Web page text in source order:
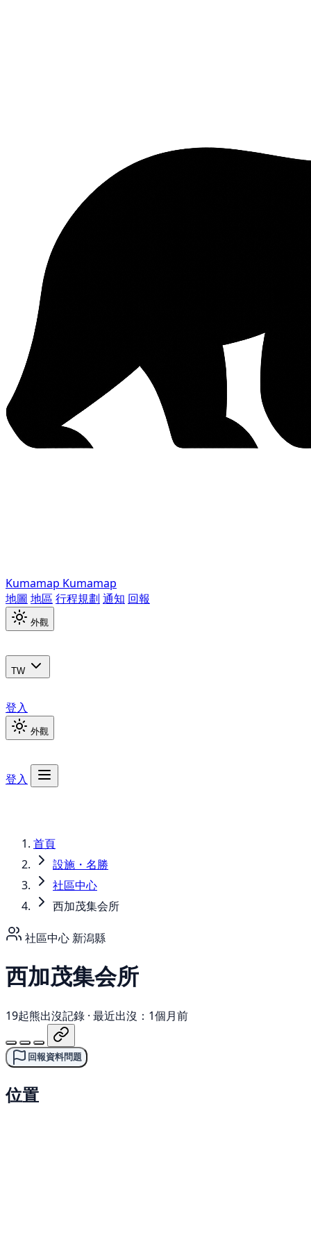
Kumamap Kumamap
地圖 地區 行程規劃 通知 回報
外觀
TW
登入
外觀
登入
首頁
設施・名勝
社區中心
西加茂集会所
社區中心 新潟縣
西加茂集会所
19起熊出沒記錄 · 最近出沒：1個月前
回報資料問題
位置